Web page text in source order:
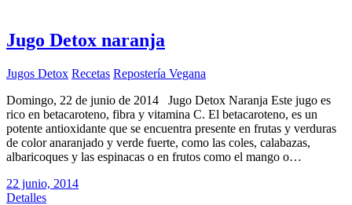
Jugo Detox naranja
Jugos Detox Recetas Repostería Vegana
Domingo, 22 de junio de 2014 Jugo Detox Naranja Este jugo es
rico en betacaroteno, fibra y vitamina C. El betacaroteno, es un
potente antioxidante que se encuentra presente en frutas y verduras
de color anaranjado y verde fuerte, como las coles, calabazas,
albaricoques y las espinacas o en frutos como el mango o…
22 junio, 2014
Detalles